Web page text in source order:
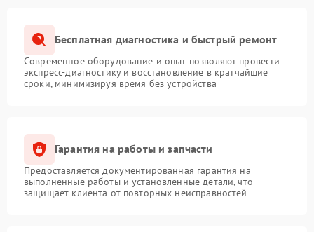
Бесплатная диагностика и быстрый ремонт
Современное оборудование и опыт позволяют провести
экспресс-диагностику и восстановление в кратчайшие
сроки, минимизируя время без устройства
Гарантия на работы и запчасти
Предоставляется документированная гарантия на
выполненные работы и установленные детали, что
защищает клиента от повторных неисправностей